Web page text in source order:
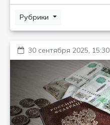
Рубрики
30 сентября 2025, 15:30